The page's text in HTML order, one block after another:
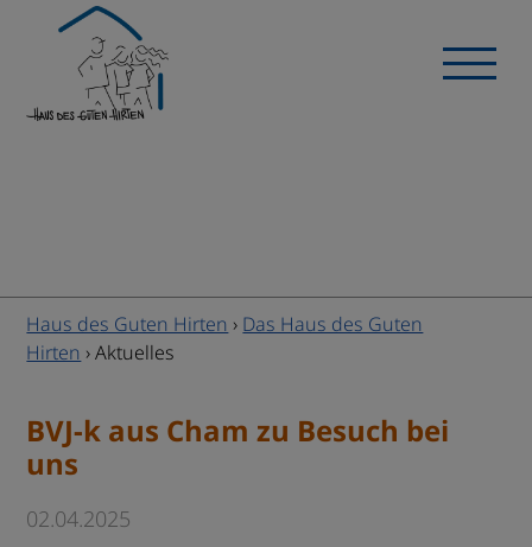
Haus des Guten Hirten › Das Haus des Guten
Hirten ›Aktuelles
BVJ-k aus Cham zu Besuch bei
uns
02.04.2025